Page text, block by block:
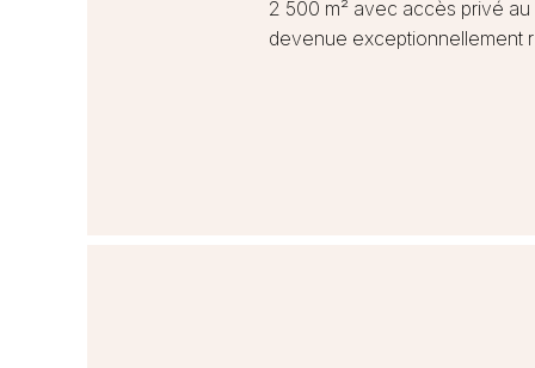
2 500 m² avec accès privé
devenue exceptionnellement